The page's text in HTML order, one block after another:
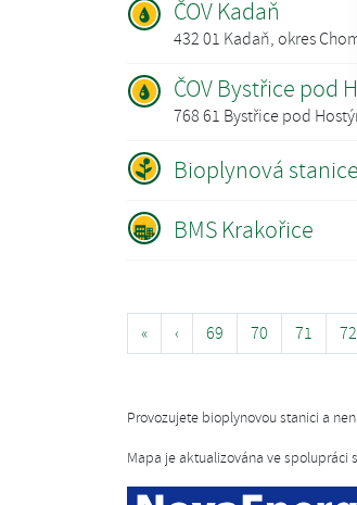
ČOV Kadaň
432 01 Kadaň, okres
ČOV Bystřice pod
768 61 Bystřice pod
Bioplynová
BMS Krakořice
« ‹ 69 70 71 72
Provozujete bioplynovou stanici a
Mapa je aktualizována ve spolupráci